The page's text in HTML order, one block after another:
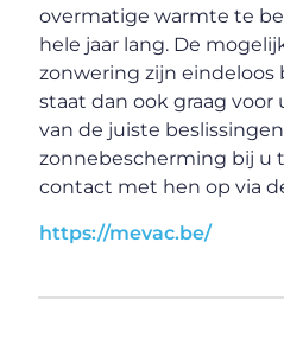
overmatige warmte te
hele jaar lang. De
zonwering zijn eindeloos
staat dan ook graag voor
van de juiste
zonnebescherming bij u
contact met hen op via
https://mevac.be/